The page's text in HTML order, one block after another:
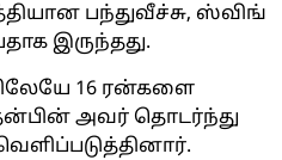
பந்துவீச்சு, ஸ்விங்
இருந்தது.
16 ரன்களை
அவர் தொடர்ந்து